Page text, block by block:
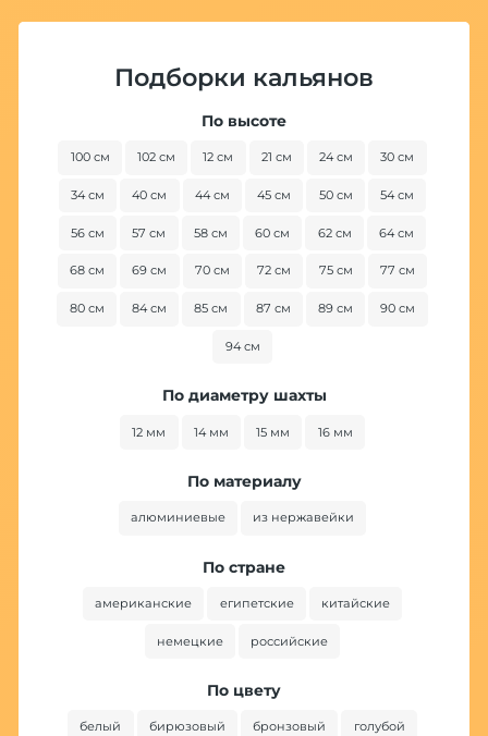
Подборки кальянов
По высоте
100 см 102 см 12 см 21 см 24 см 30 см
34 см 40 см 44 см 45 см 50 см 54 см
56 см 57 см 58 см 60 см 62 см 64 см
68 см 69 см 70 см 72 см 75 см 77 см
80 см 84 см 85 см 87 см 89 см 90 см
94 см
По диаметру шахты
12 мм 14 мм 15 мм 16 мм
По материалу
алюминиевые из нержавейки
По стране
американские египетские китайские
немецкие российские
По цвету
белый бирюзовый бронзовый голубой